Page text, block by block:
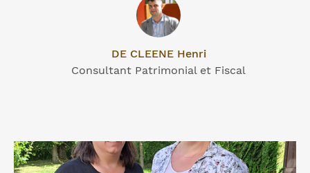
DE CLEENE Henri
Consultant Patrimonial et Fiscal